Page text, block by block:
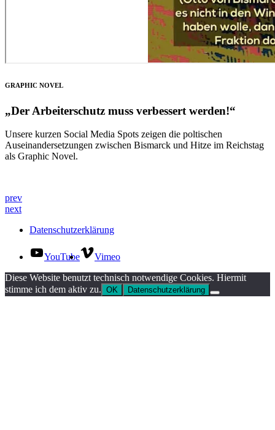
GRAPHIC NOVEL
„Der Arbeiterschutz muss verbessert werden!“
Unsere kurzen Social Media Spots zeigen die poltischen
Auseinandersetzungen zwischen Bismarck und Hitze im Reichstag
als Graphic Novel.
prev
next
Datenschutzerklärung
YouTube
Vimeo
Diese Website benutzt technisch notwendige Cookies. Hiermit
stimme ich dem aktiv zu. OK Datenschutzerklärung